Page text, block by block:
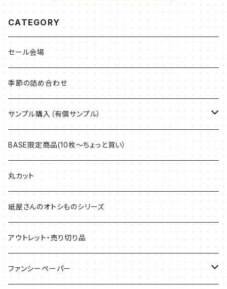
CATEGORY
セール会場
季節の詰め合わせ
サンプル購入（有償サンプル）
ケント紙・ぬり絵専用紙
アラベール
マルチプリンター用紙・インクジェット専用紙
上質紙・ヴァンヌーボ
耐水紙・キャストコート紙・ゼッケン
BASE限定商品(10枚～ちょっと買い）
丸カット
紙屋さんのオトシものシリーズ
アウトレット・売り切り品
ファンシーペーパー